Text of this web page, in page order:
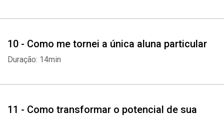
10 - Como me tornei a única aluna particular
Duração: 14min
11 - Como transformar o potencial de sua